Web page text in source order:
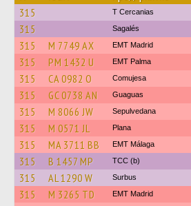
315 T Cercanias
315 Sagalés
315 M 7749 AX EMT Madrid
315 PM 1432 U EMT Palma
315 CA 0982 O Comujesa
315 GC 0738 AN Guaguas
315 M 8066 JW Sepulvedana
315 M 0571 JL Plana
315 MA 3711 BB EMT Málaga
315 B 1457 MP TCC (b)
315 AL 1290 W Surbus
315 M 3265 TD EMT Madrid